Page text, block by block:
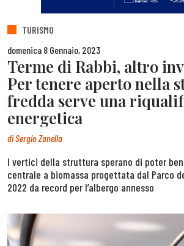
TURISMO
domenica 8 Gennaio, 2023
Terme di Rabbi, altro
Per tenere aperto nella
fredda serve una
energetica
diSergio Zanella
I vertici della struttura sperano di poter
centrale a biomassa progettata dal Parco
2022 da record per l’albergo annesso